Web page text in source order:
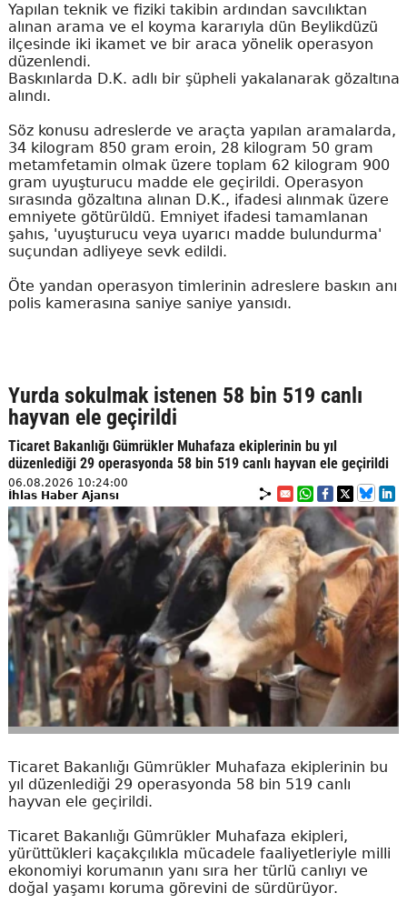
Yapılan teknik ve fiziki takibin ardından savcılıktan
alınan arama ve el koyma kararıyla dün Beylikdüzü
ilçesinde iki ikamet ve bir araca yönelik operasyon
düzenlendi.
Baskınlarda D.K. adlı bir şüpheli yakalanarak gözaltına
alındı.
Söz konusu adreslerde ve araçta yapılan aramalarda,
34 kilogram 850 gram eroin, 28 kilogram 50 gram
metamfetamin olmak üzere toplam 62 kilogram 900
gram uyuşturucu madde ele geçirildi. Operasyon
sırasında gözaltına alınan D.K., ifadesi alınmak üzere
emniyete götürüldü. Emniyet ifadesi tamamlanan
şahıs, 'uyuşturucu veya uyarıcı madde bulundurma'
suçundan adliyeye sevk edildi.
Öte yandan operasyon timlerinin adreslere baskın anı
polis kamerasına saniye saniye yansıdı.
Yurda sokulmak istenen 58 bin 519 canlı
hayvan ele geçirildi
Ticaret Bakanlığı Gümrükler Muhafaza ekiplerinin bu yıl
düzenlediği 29 operasyonda 58 bin 519 canlı hayvan ele geçirildi
06.08.2026 10:24:00
İhlas Haber Ajansı
Ticaret Bakanlığı Gümrükler Muhafaza ekiplerinin bu
yıl düzenlediği 29 operasyonda 58 bin 519 canlı
hayvan ele geçirildi.
Ticaret Bakanlığı Gümrükler Muhafaza ekipleri,
yürüttükleri kaçakçılıkla mücadele faaliyetleriyle milli
ekonomiyi korumanın yanı sıra her türlü canlıyı ve
doğal yaşamı koruma görevini de sürdürüyor.